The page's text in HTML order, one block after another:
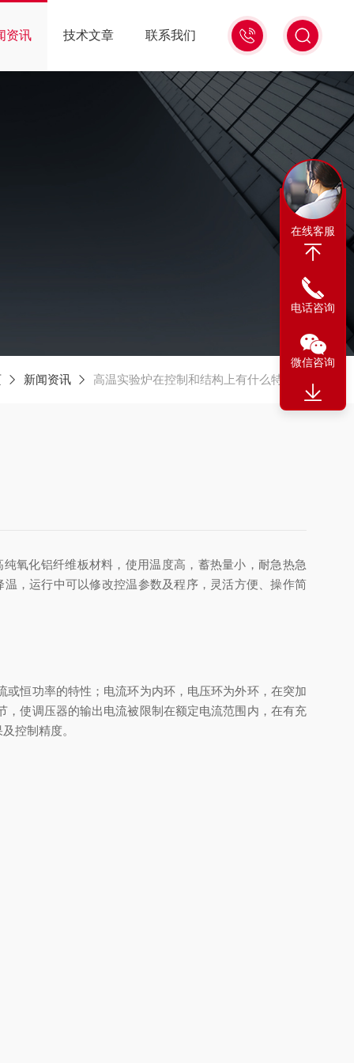
13311665350
资讯 技术文章 联系我们
新闻资讯 高温实验炉在控制和结构上有什么特点？
氧化铝纤维板材料，使用温度高，蓄热量小，耐急热急
，运行中可以修改控温参数及程序，灵活方便、操作简
恒功率的特性；电流环为内环，电压环为外环，在突加
使调压器的输出电流被限制在额定电流范围内，在有充
控制精度。
在线客服
电话咨询
微信咨询